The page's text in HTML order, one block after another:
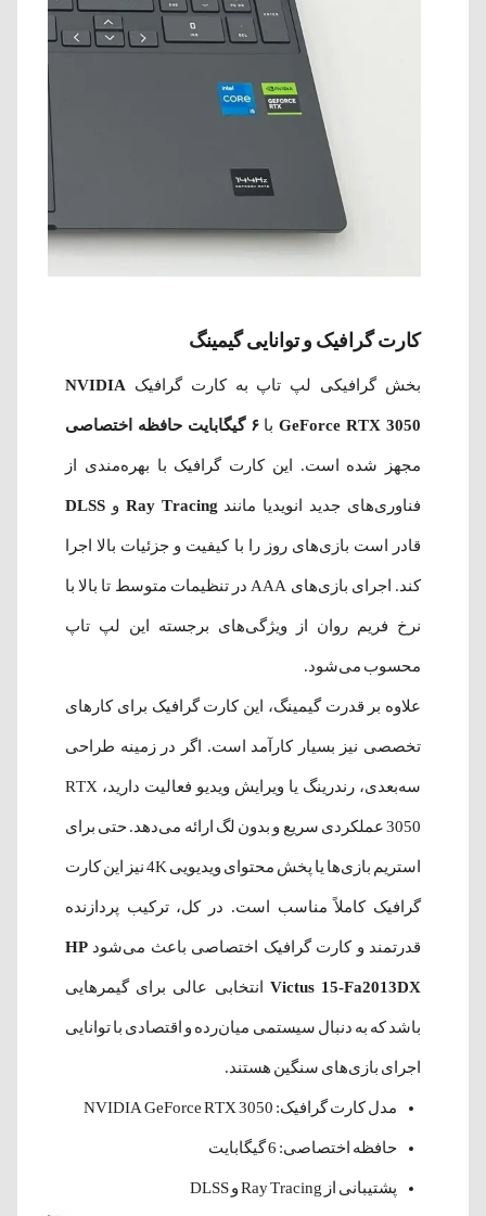
کارت گرافیک و توانایی گیمینگ
بخش گرافیکی لپ تاپ به کارت گرافیک NVIDIA
GeForce RTX 3050با۶ گیگابایت حافظه اختصاصی
مجهز شده است. این کارت گرافیک با بهره‌مندی از
فناوری‌های جدید انویدیا مانند Ray Tracing و DLSS
قادر است بازی‌های روز را با کیفیت و جزئیات بالا اجرا
کند. اجرای بازی‌های AAA در تنظیمات متوسط تا بالا با
نرخ فریم روان از ویژگی‌های برجسته این لپ تاپ
محسوب می‌شود.
علاوه بر قدرت گیمینگ، این کارت گرافیک برای کارهای
تخصصی نیز بسیار کارآمد است. اگر در زمینه طراحی
سه‌بعدی، رندرینگ یا ویرایش ویدیو فعالیت دارید، RTX
3050 عملکردی سریع و بدون لگ ارائه می‌دهد. حتی برای
استریم بازی‌ها یا پخش محتوای ویدیویی 4K نیز این کارت
گرافیک کاملاً مناسب است. در کل، ترکیب پردازنده
قدرتمند و کارت گرافیک اختصاصی باعث می‌شود HP
Victus 15-Fa2013DX انتخابی عالی برای گیمرهایی
باشد که به دنبال سیستمی میان‌رده و اقتصادی با توانایی
اجرای بازی‌های سنگین هستند.
مدل کارت گرافیک: NVIDIA GeForce RTX 3050
حافظه اختصاصی: 6 گیگابایت
پشتیبانی از Ray Tracing و DLSS